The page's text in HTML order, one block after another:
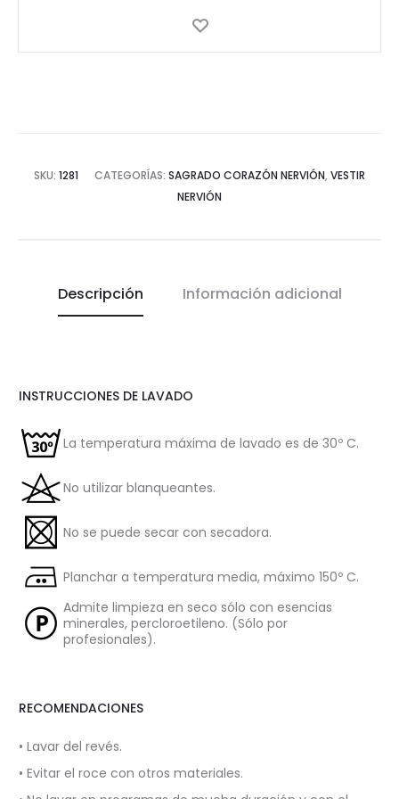
SKU: 1281 CATEGORÍAS: SAGRADO CORAZÓN NERVIÓN, VESTIR
NERVIÓN
Descripción Información adicional
INSTRUCCIONES DE LAVADO
La temperatura máxima de lavado es de 30º C.
No utilizar blanqueantes.
No se puede secar con secadora.
Planchar a temperatura media, máximo 150º C.
Admite limpieza en seco sólo con esencias
minerales, percloroetileno. (Sólo por
profesionales).
RECOMENDACIONES
• Lavar del revés.
• Evitar el roce con otros materiales.